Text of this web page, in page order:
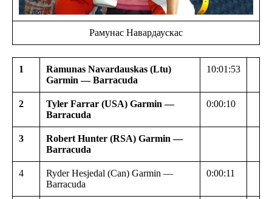
Рамунас Навардаускас
1
Ramunas Navardauskas (Ltu)
Garmin — Barracuda
10:01:53
2
Tyler Farrar (USA) Garmin —
Barracuda
0:00:10
3
Robert Hunter (RSA) Garmin —
Barracuda
4
Ryder Hesjedal (Can) Garmin —
Barracuda
0:00:11